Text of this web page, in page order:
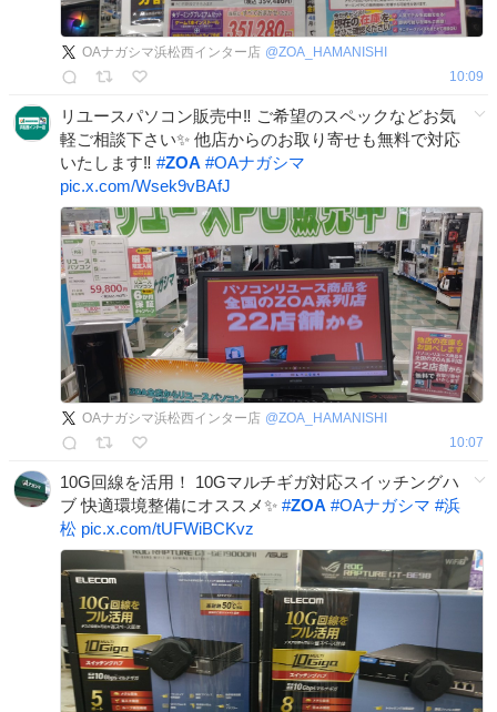
OAナガシマ浜松西インター店 @ZOA_HAMANISHI
10:09
リユースパソコン販売中‼️ ご希望のスペックなどお気
軽ご相談下さい✨️ 他店からのお取り寄せも無料で対応
いたします‼️ #ZOA #OAナガシマ
pic.x.com/Wsek9vBAfJ
OAナガシマ浜松西インター店 @ZOA_HAMANISHI
10:07
10G回線を活用！ 10Gマルチギガ対応スイッチングハ
ブ 快適環境整備にオススメ✨️ #ZOA #OAナガシマ #浜
松 pic.x.com/tUFWiBCKvz